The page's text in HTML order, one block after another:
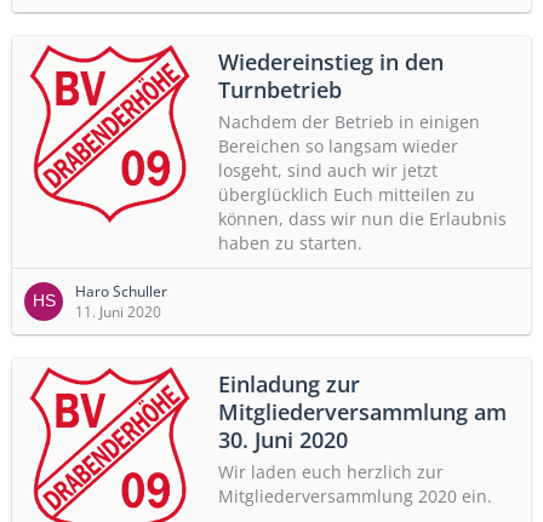
Wiedereinstieg in den
Turnbetrieb
Nachdem der Betrieb in einigen
Bereichen so langsam wieder
losgeht, sind auch wir jetzt
überglücklich Euch mitteilen zu
können, dass wir nun die Erlaubnis
haben zu starten.
Haro Schuller
11. Juni 2020
Einladung zur
Mitgliederversammlung am
30. Juni 2020
Wir laden euch herzlich zur
Mitgliederversammlung 2020 ein.